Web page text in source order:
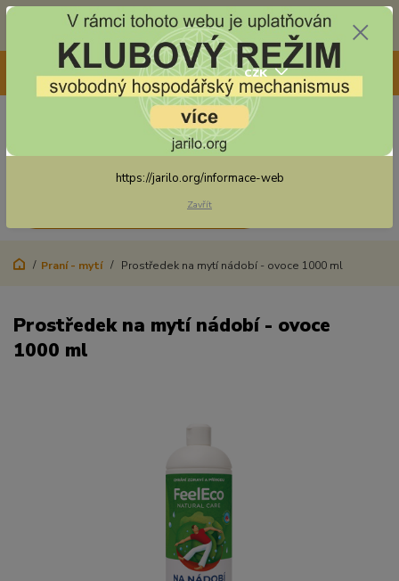
Doprava zdarma na některé druhy dopravy při nákupu
nad 3 000 Kč a váze balíku do 20 Kg
CZK
+420 775 250 832
8:00 - 16:30
Praní - mytí Prostředek na mytí nádobí - ovoce 1000 ml
Prostředek na mytí nádobí - ovoce
1000 ml
https://jarilo.org/informace-web
Zavřít